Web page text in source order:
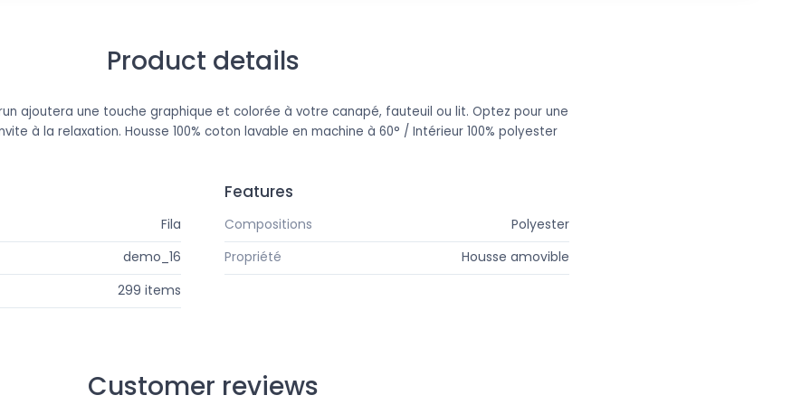
Product details
ajoutera une touche graphique et colorée à votre canapé, fauteuil ou lit. Optez pour une
à la relaxation. Housse 100% coton lavable en machine à 60° / Intérieur 100% polyester
Fila
demo_16
299 items
Features
Compositions
Polyester
Propriété
Housse amovible
Customer reviews